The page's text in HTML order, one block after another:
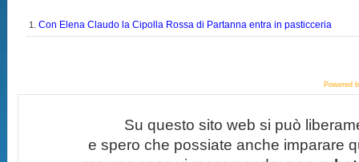
1.Con Elena Claudo la Cipolla Rossa di Partanna entra in pasticceria
Powered
Su questo sito web si può
e spero che possiate anche imparare